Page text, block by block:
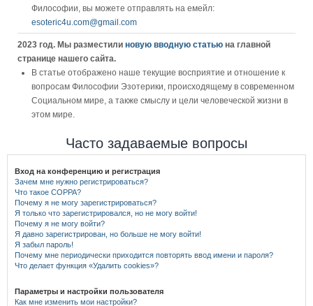
Философии, вы можете отправлять на емейл:
esoteric4u.com@gmail.com
2023 год. Мы разместили новую вводную статью на главной
странице нашего сайта.
В статье отображено наше текущие восприятие и отношение к
вопросам Философии Эзотерики, происходящему в современном
Социальном мире, а также смыслу и цели человеческой жизни в
этом мире.
Часто задаваемые вопросы
Вход на конференцию и регистрация
Зачем мне нужно регистрироваться?
Что такое COPPA?
Почему я не могу зарегистрироваться?
Я только что зарегистрировался, но не могу войти!
Почему я не могу войти?
Я давно зарегистрирован, но больше не могу войти!
Я забыл пароль!
Почему мне периодически приходится повторять ввод имени и пароля?
Что делает функция «Удалить cookies»?
Параметры и настройки пользователя
Как мне изменить мои настройки?